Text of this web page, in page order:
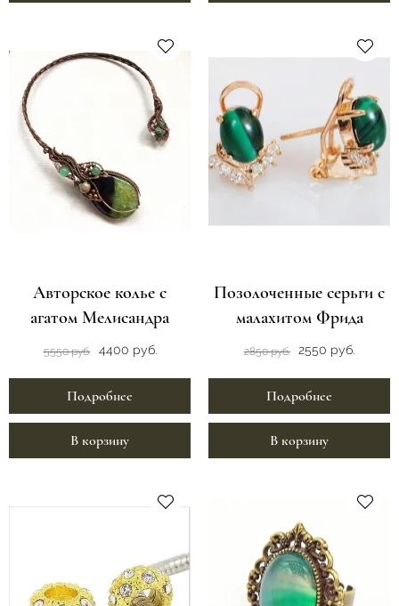
Авторское колье с
агатом Мелисандра
5550 руб. 4400 руб.
Подробнее
В корзину
Позолоченные серьги с
малахитом Фрида
2850 руб. 2550 руб.
Подробнее
В корзину